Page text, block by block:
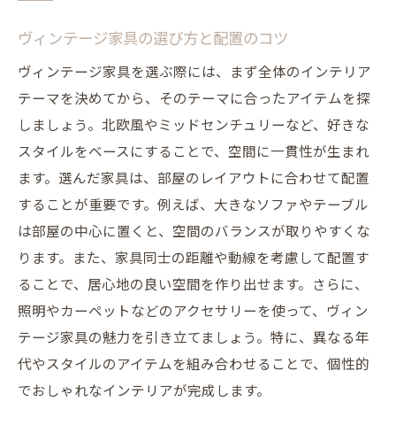
ヴィンテージ家具の選び方と配置のコツ
ヴィンテージ家具を選ぶ際には、まず全体のインテリア
テーマを決めてから、そのテーマに合ったアイテムを探
しましょう。北欧風やミッドセンチュリーなど、好きな
スタイルをベースにすることで、空間に一貫性が生まれ
ます。選んだ家具は、部屋のレイアウトに合わせて配置
することが重要です。例えば、大きなソファやテーブル
は部屋の中心に置くと、空間のバランスが取りやすくな
ります。また、家具同士の距離や動線を考慮して配置す
ることで、居心地の良い空間を作り出せます。さらに、
照明やカーペットなどのアクセサリーを使って、ヴィン
テージ家具の魅力を引き立てましょう。特に、異なる年
代やスタイルのアイテムを組み合わせることで、個性的
でおしゃれなインテリアが完成します。